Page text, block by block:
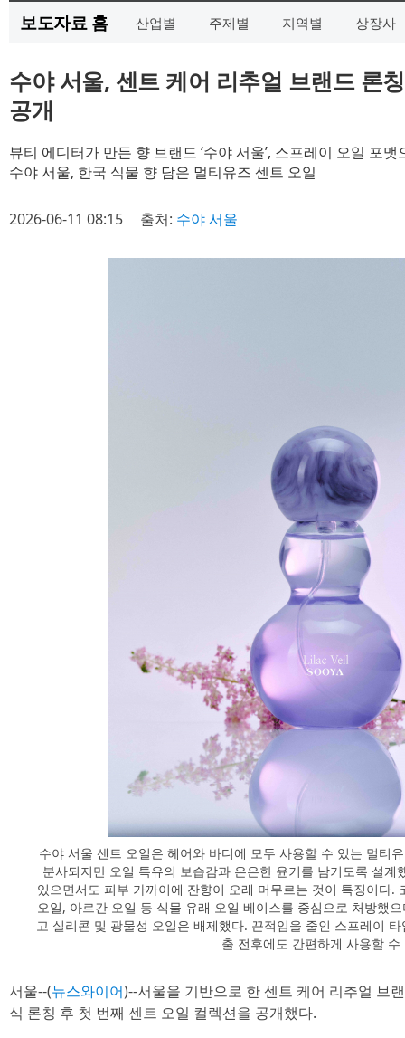
보도자료 홈 산업별 주제별 지역별 상장사
수야 서울, 센트 케어 리추얼 브랜드 론
공개
뷰티 에디터가 만든 향 브랜드 ‘수야 서울’, 스프레이 오일 포맷
수야 서울, 한국 식물 향 담은 멀티유즈 센트 오일
2026-06-11 08:15 출처: 수야 서울
수야 서울 센트 오일은 헤어와 바디에 모두 사용할 수 있는 멀티
분사되지만 오일 특유의 보습감과 은은한 윤기를 남기도록 설
있으면서도 피부 가까이에 잔향이 오래 머무르는 것이 특징이다.
오일, 아르간 오일 등 식물 유래 오일 베이스를 중심으로 처방했
고 실리콘 및 광물성 오일은 배제했다. 끈적임을 줄인 스프레이
출 전후에도 간편하게 사용할 수
서울--(뉴스와이어)--서울을 기반으로 한 센트 케어 리추얼 브
식 론칭 후 첫 번째 센트 오일 컬렉션을 공개했다.